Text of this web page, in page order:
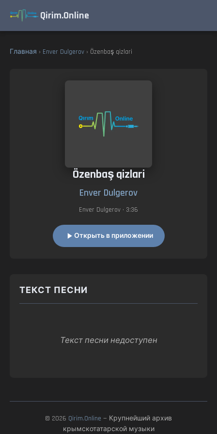
Qirim.Online
Главная › Enver Dulgerov › Özenbaş qizlari
Özenbaş qizlari
Enver Dulgerov
Enver Dulgerov • 3:36
Открыть в приложении
ТЕКСТ ПЕСНИ
Текст песни недоступен
© 2026 Qirim.Online — Крупнейший архив
крымскотатарской музыки